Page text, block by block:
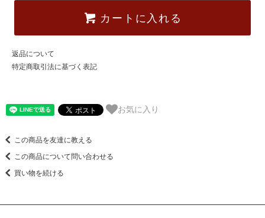
カートに入れる
返品について
特定商取引法に基づく表記
お気に入り
この商品を友達に教える
この商品について問い合わせる
買い物を続ける